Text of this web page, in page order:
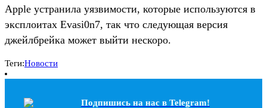
Apple устранила уязвимости, которые используются в
эксплоитах Evasi0n7, так что следующая версия
джейлбрейка может выйти нескоро.
Теги:Новости
Подпишись на наc в Telegram!